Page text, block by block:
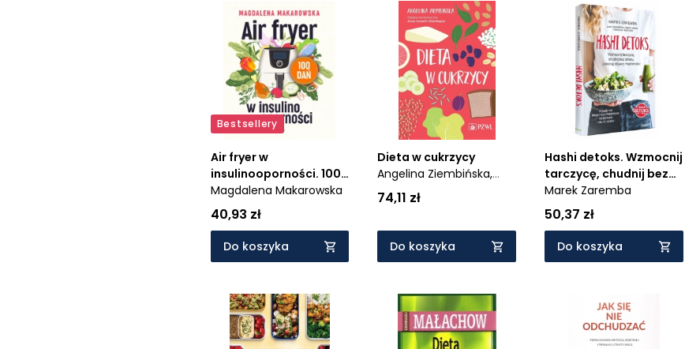
Bestsellery
Air fryer w
insulinooporności. 100
dań
Magdalena Makarowska
40,93 zł
Do koszyka
Dieta w cukrzycy
Angelina Ziembińska,
Anna Jeznach-
Steinhagen
74,11 zł
Do koszyka
Hashi detoks. Wzmocnij
tarczycę, chudnij bez
stresu, pokonaj objawy
Hashimoto!
Marek Zaremba
50,37 zł
Do koszyka